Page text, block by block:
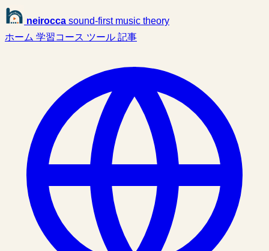
neirocca sound-first music theory
ホーム 学習コース ツール 記事